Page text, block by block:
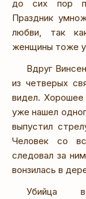
до сих пор
Праздник
любви, так
женщины тоже
Вдруг
из четверых
видел. Хорошее
уже нашел
выпустил
Человек со
следовал за
вонзилась в
Убийца